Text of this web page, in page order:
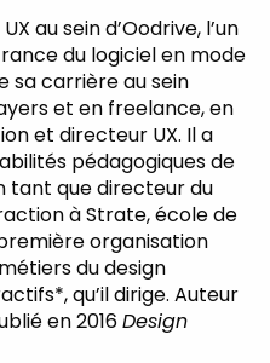
au sein d’Oodrive, l’un
du logiciel en mode
sa carrière au sein
et en freelance, en
et directeur UX. Il a
pédagogiques de
tant que directeur du
à Strate, école de
organisation
du design
qu’il dirige. Auteur
en 2016Design